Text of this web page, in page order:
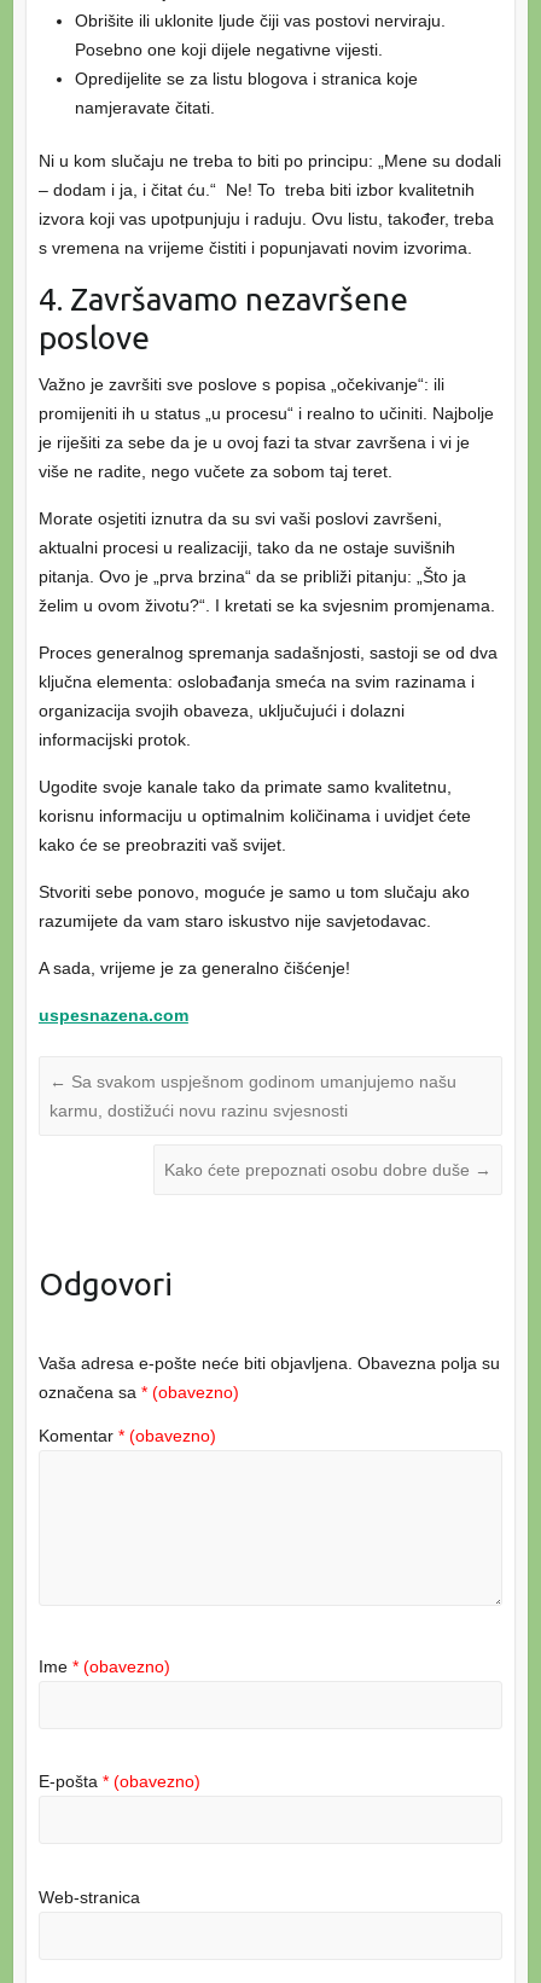
Obrišite ili uklonite ljude čiji vas postovi nerviraju.
Posebno one koji dijele negativne vijesti.
Opredijelite se za listu blogova i stranica koje
namjeravate čitati.
Ni u kom slučaju ne treba to biti po principu: „Mene su dodali
– dodam i ja, i čitat ću.“ Ne! To treba biti izbor kvalitetnih
izvora koji vas upotpunjuju i raduju. Ovu listu, također, treba
s vremena na vrijeme čistiti i popunjavati novim izvorima.
4. Završavamo nezavršene
poslove
Važno je završiti sve poslove s popisa „očekivanje“: ili
promijeniti ih u status „u procesu“ i realno to učiniti. Najbolje
je riješiti za sebe da je u ovoj fazi ta stvar završena i vi je
više ne radite, nego vučete za sobom taj teret.
Morate osjetiti iznutra da su svi vaši poslovi završeni,
aktualni procesi u realizaciji, tako da ne ostaje suvišnih
pitanja. Ovo je „prva brzina“ da se približi pitanju: „Što ja
želim u ovom životu?“. I kretati se ka svjesnim promjenama.
Proces generalnog spremanja sadašnjosti, sastoji se od dva
ključna elementa: oslobađanja smeća na svim razinama i
organizacija svojih obaveza, uključujući i dolazni
informacijski protok.
Ugodite svoje kanale tako da primate samo kvalitetnu,
korisnu informaciju u optimalnim količinama i uvidjet ćete
kako će se preobraziti vaš svijet.
Stvoriti sebe ponovo, moguće je samo u tom slučaju ako
razumijete da vam staro iskustvo nije savjetodavac.
A sada, vrijeme je za generalno čišćenje!
uspesnazena.com
← Sa svakom uspješnom godinom umanjujemo našu
karmu, dostižući novu razinu svjesnosti
Kako ćete prepoznati osobu dobre duše →
Odgovori
Vaša adresa e-pošte neće biti objavljena. Obavezna polja su
označena sa * (obavezno)
Komentar * (obavezno)
Ime * (obavezno)
E-pošta * (obavezno)
Web-stranica